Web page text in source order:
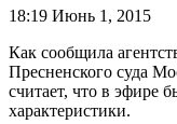
18:19 Июнь 1, 2015
Как сообщила
Пресненского суда
считает, что в эфире
характеристики.